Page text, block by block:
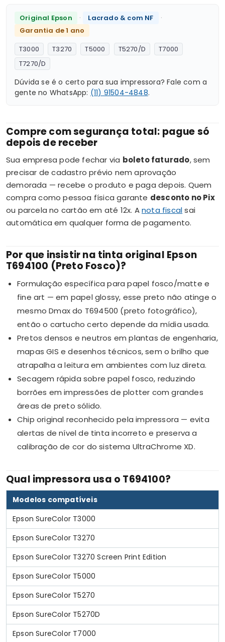
Original Epson · Lacrado & com NF ·
Garantia de 1 ano
T3000
T3270 T5000 T5270/D
T7000
T7270/D
Dúvida se é o certo para sua impressora? Fale com a
gente no WhatsApp: (11) 91504-4848.
Compre com segurança total: pague só
depois de receber
Sua empresa pode fechar via boleto faturado, sem
precisar de cadastro prévio nem aprovação
demorada — recebe o produto e paga depois. Quem
compra como pessoa física garante desconto no Pix
ou parcela no cartão em até 12x. Anota fiscalsai
automática em qualquer forma de pagamento.
Por que insistir na tinta original Epson
T694100 (Preto Fosco)?
Formulação específica para papel fosco/matte e
fine art — em papel glossy, esse preto não atinge o
mesmo Dmax do T694500 (preto fotográfico),
então o cartucho certo depende da mídia usada.
Pretos densos e neutros em plantas de engenharia,
mapas GIS e desenhos técnicos, sem o brilho que
atrapalha a leitura em ambientes com luz direta.
Secagem rápida sobre papel fosco, reduzindo
borrões em impressões de plotter com grandes
áreas de preto sólido.
Chip original reconhecido pela impressora — evita
alertas de nível de tinta incorreto e preserva a
calibração de cor do sistema UltraChrome XD.
Qual impressora usa o T694100?
Modelos compatíveis
Epson SureColor T3000
Epson SureColor T3270
Epson SureColor T3270 Screen Print Edition
Epson SureColor T5000
Epson SureColor T5270
Epson SureColor T5270D
Epson SureColor T7000